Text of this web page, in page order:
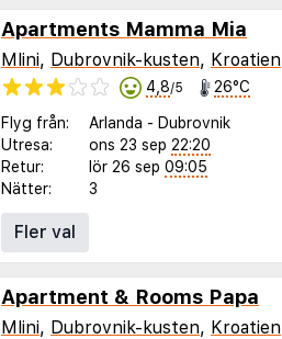
Apartments Mamma Mia
Mlini, Dubrovnik-kusten, Kroatien
4,8/5 26°C
Flyg från: Arlanda - Dubrovnik
Utresa:
ons 23 sep 22:20
Retur:
lör 26 sep 09:05
Nätter:
3
Fler val
Apartment & Rooms Papa
Mlini, Dubrovnik-kusten, Kroatien